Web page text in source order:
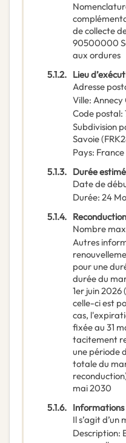
de collecte
90500000
aux ordures
5.1.2. Lieu
Adresse
Ville: Annecy
Code postal:
Subdivision
Savoie(
Pays: France
5.1.3. Durée
Date de
Durée: 24
5.1.4. Reconduction
Nombre
Autres
pour une
durée du
1er juin
celle-ci est
cas,
fixée au 31
tacitement
une période
totale du
mai 2030
5.1.6. Informations
Il s’agit
Description: